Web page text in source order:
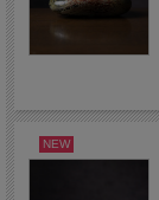
NEW